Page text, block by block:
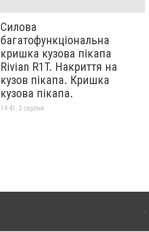
Силова
багатофункціональна
кришка кузова пікапа
Rivian R1T. Накриття на
кузов пікапа. Кришка
кузова пікапа.
14:41, 3 серпня